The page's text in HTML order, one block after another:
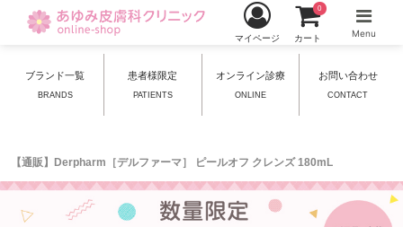
ブランド一覧
BRANDS
患者様限定
PATIENTS
オンライン診療
ONLINE
お問い合わせ
CONTACT
【通販】Derpharm［デルファーマ］ ピールオフ クレンズ 180mL
マイページ カート
0
Menu